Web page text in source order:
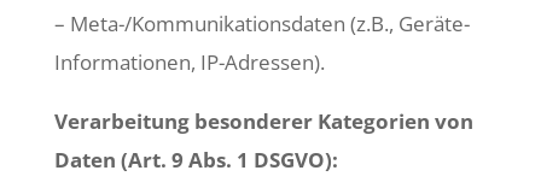
– Meta-/Kommunikationsdaten (z.B., Geräte-
Informationen, IP-Adressen).
Verarbeitung besonderer Kategorien von
Daten (Art. 9 Abs. 1 DSGVO):